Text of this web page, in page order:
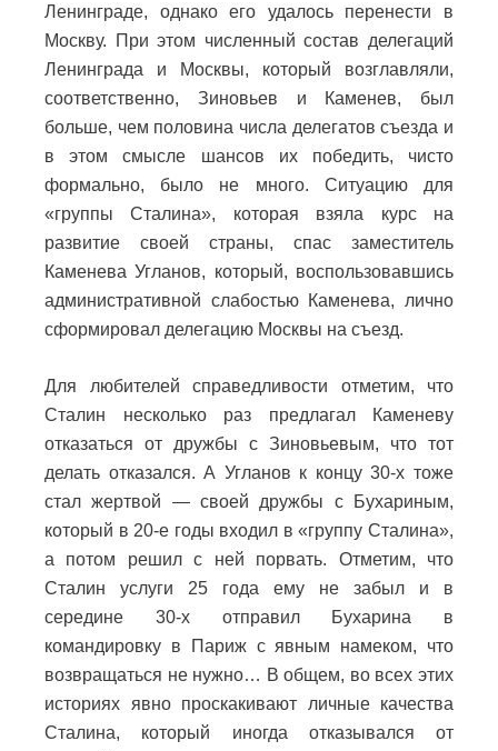
Ленинграде, однако его удалось перенести в
Москву. При этом численный состав делегаций
Ленинграда и Москвы, который возглавляли,
соответственно, Зиновьев и Каменев, был
больше, чем половина числа делегатов съезда и
в этом смысле шансов их победить, чисто
формально, было не много. Ситуацию для
«группы Сталина», которая взяла курс на
развитие своей страны, спас заместитель
Каменева Угланов, который, воспользовавшись
административной слабостью Каменева, лично
сформировал делегацию Москвы на съезд.
Для любителей справедливости отметим, что
Сталин несколько раз предлагал Каменеву
отказаться от дружбы с Зиновьевым, что тот
делать отказался. А Угланов к концу 30-х тоже
стал жертвой — своей дружбы с Бухариным,
который в 20-е годы входил в «группу Сталина»,
а потом решил с ней порвать. Отметим, что
Сталин услуги 25 года ему не забыл и в
середине 30-х отправил Бухарина в
командировку в Париж с явным намеком, что
возвращаться не нужно… В общем, во всех этих
историях явно проскакивают личные качества
Сталина, который иногда отказывался от